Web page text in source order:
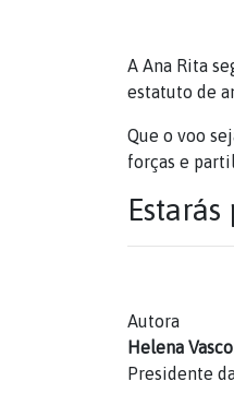
A Ana Rita
estatuto de
Que o voo
forças e
Autora
Helena
Presidente